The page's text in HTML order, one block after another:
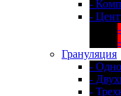
-
-
Грануляция
-
-
-